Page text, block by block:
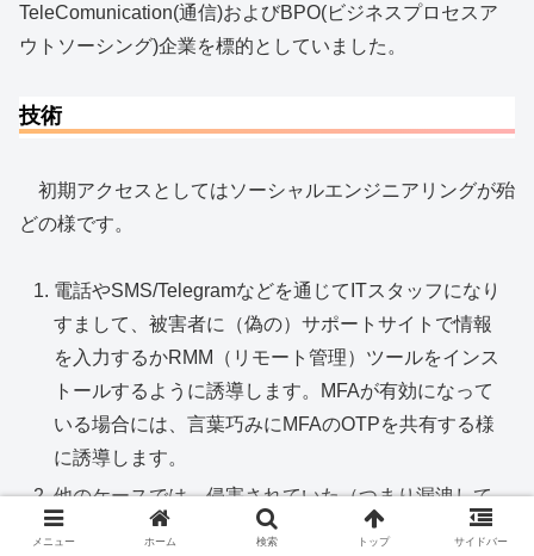
TeleComunication(通信)およびBPO(ビジネスプロセスア
ウトソーシング)企業を標的としていました。
技術
初期アクセスとしてはソーシャルエンジニアリングが殆
どの様です。
電話やSMS/Telegramなどを通じてITスタッフになり
すまして、被害者に（偽の）サポートサイトで情報
を入力するかRMM（リモート管理）ツールをインス
トールするように誘導します。MFAが有効になって
いる場合には、言葉巧みにMFAのOTPを共有する様
に誘導します。
他のケースでは、侵害されていた（つまり漏洩して
いた）クレデンシャルを悪用して組織のAzureテナン
メニュー ホーム 検索 トップ サイドバー